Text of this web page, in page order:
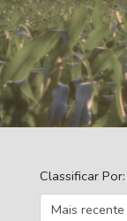
Classificar Por: